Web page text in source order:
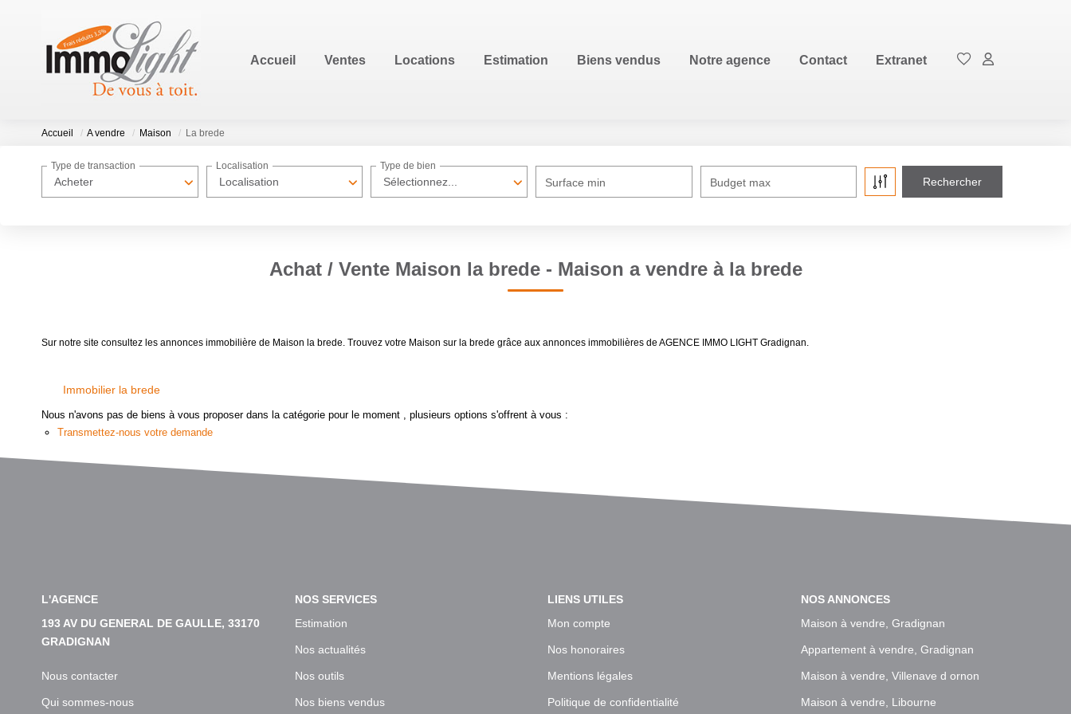
Accueil Ventes Locations Estimation Biens vendus Notre agence Contact Extranet
Accueil A vendre Maison La brede
Acheter
Type de transaction
Localisation
Localisation
Sélectionnez...
Type de bien
Surface min Budget max
Achat / Vente Maison la brede - Maison a vendre à la brede
Sur notre site consultez les annonces immobilière de Maison la brede. Trouvez votre Maison sur la brede grâce aux annonces immobilières de AGENCE IMMO LIGHT Gradignan.
Immobilier la brede
Nous n'avons pas de biens à vous proposer dans la catégorie pour le moment , plusieurs options s'offrent à vous :
Transmettez-nous votre demande
L'AGENCE
193 AV DU GENERAL DE GAULLE, 33170
GRADIGNAN
Nous contacter
Qui sommes-nous
NOS SERVICES
Estimation
Nos actualités
Nos outils
Nos biens vendus
LIENS UTILES
Mon compte
Nos honoraires
Mentions légales
Politique de confidentialité
NOS ANNONCES
Maison à vendre, Gradignan
Appartement à vendre, Gradignan
Maison à vendre, Villenave d ornon
Maison à vendre, Libourne